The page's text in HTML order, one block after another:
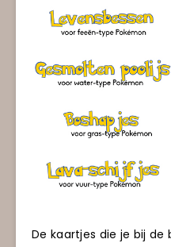
De kaartjes die je bij de